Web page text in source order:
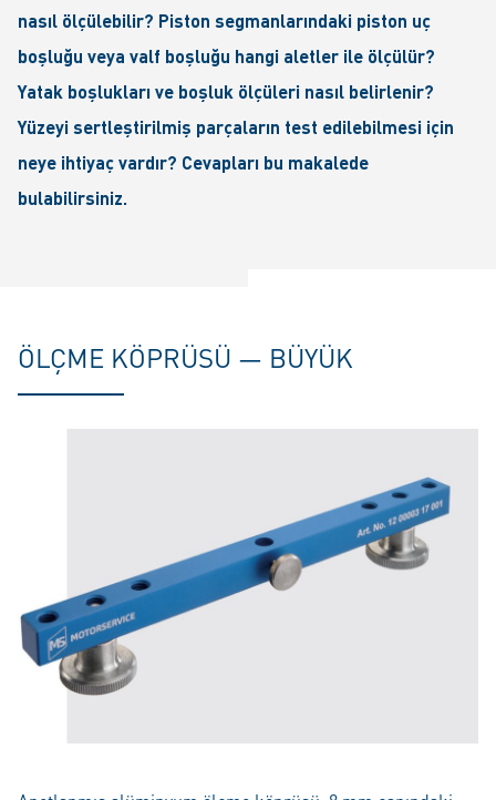
nasıl ölçülebilir? Piston segmanlarındaki piston uç
boşluğu veya valf boşluğu hangi aletler ile ölçülür?
Yatak boşlukları ve boşluk ölçüleri nasıl belirlenir?
Yüzeyi sertleştirilmiş parçaların test edilebilmesi için
neye ihtiyaç vardır? Cevapları bu makalede
bulabilirsiniz.
ÖLÇME KÖPRÜSÜ — BÜYÜK